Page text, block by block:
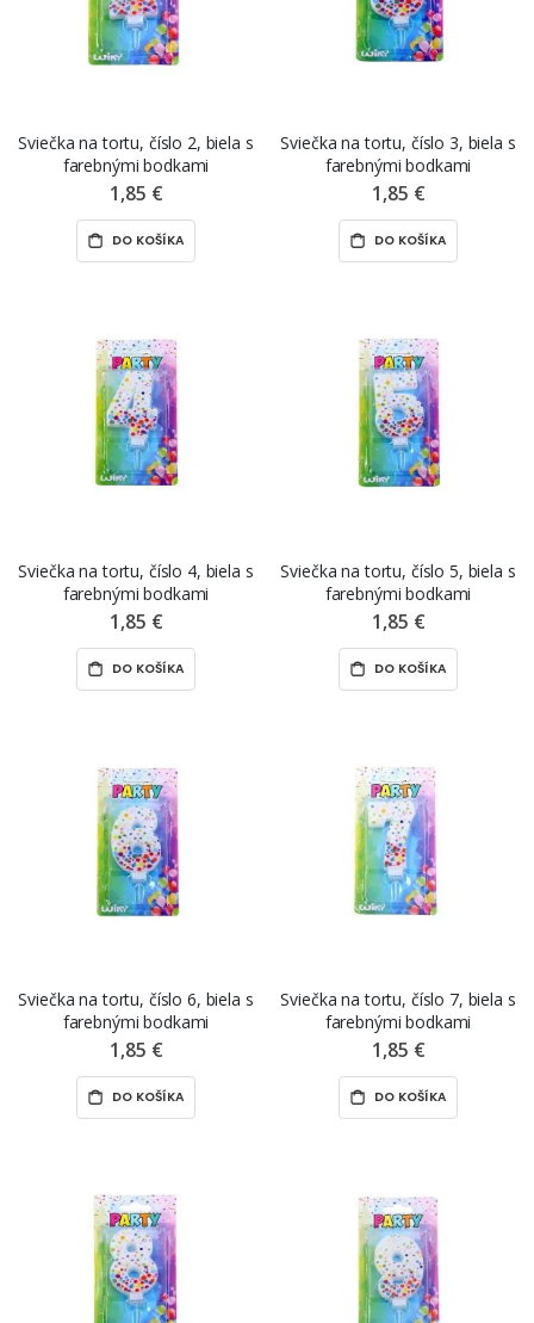
Sviečka na tortu, číslo 2, biela s
farebnými bodkami
1,85 €
DO KOŠÍKA
Sviečka na tortu, číslo 3, biela s
farebnými bodkami
1,85 €
DO KOŠÍKA
Sviečka na tortu, číslo 4, biela s
farebnými bodkami
1,85 €
DO KOŠÍKA
Sviečka na tortu, číslo 5, biela s
farebnými bodkami
1,85 €
DO KOŠÍKA
Sviečka na tortu, číslo 6, biela s
farebnými bodkami
1,85 €
DO KOŠÍKA
Sviečka na tortu, číslo 7, biela s
farebnými bodkami
1,85 €
DO KOŠÍKA